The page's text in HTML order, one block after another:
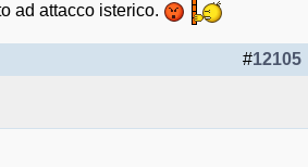
ad attacco isterico.
#12105